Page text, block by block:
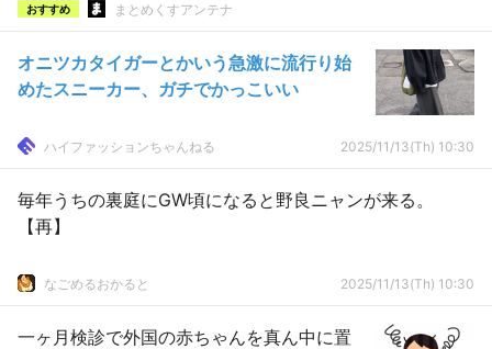
おすすめ まとめくすアンテナ
オニツカタイガーとかいう急激に流行り始
めたスニーカー、ガチでかっこいい
ハイファッションちゃんねる 2025/11/13(Th) 10:30
毎年うちの裏庭にGW頃になると野良ニャンが来る。
【再】
なごめるおかると 2025/11/13(Th) 10:30
一ヶ月検診で外国の赤ちゃんを真ん中に置